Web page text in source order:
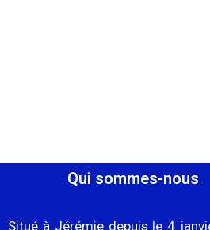
Qui sommes-nous
Situé à Jérémie depuis le 4